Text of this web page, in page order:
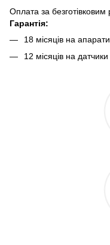
Оплата за безготівковим
Гарантія:
18 місяців на
12 місяців на датчики